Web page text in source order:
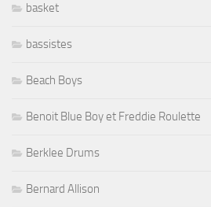
basket
bassistes
Beach Boys
Benoit Blue Boy et Freddie Roulette
Berklee Drums
Bernard Allison